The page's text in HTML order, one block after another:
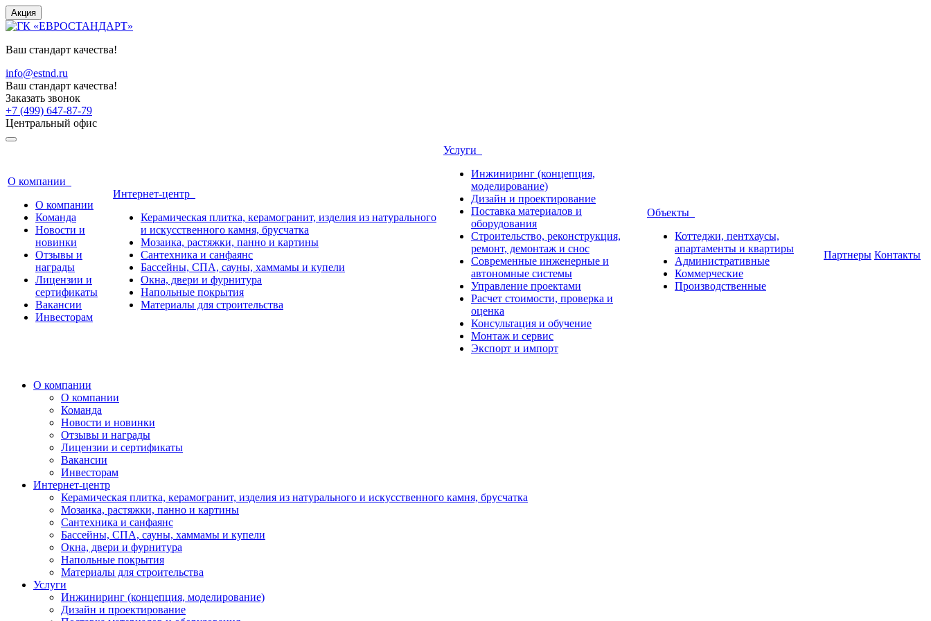
Акция
Ваш стандарт качества!
info@estnd.ru
Ваш стандарт качества!
Заказать звонок
+7 (499) 647-87-79
Центральный офис
О компании
О компании
Команда
Новости и
новинки
Отзывы и
награды
Лицензии и
сертификаты
Вакансии
Инвесторам
Интернет-центр
Керамическая плитка, керамогранит, изделия из натурального
и искусственного камня, брусчатка
Мозаика, растяжки, панно и картины
Сантехника и санфаянс
Бассейны, СПА, сауны, хаммамы и купели
Окна, двери и фурнитура
Напольные покрытия
Материалы для строительства
Услуги
Инжиниринг (концепция,
моделирование)
Дизайн и проектирование
Поставка материалов и
оборудования
Строительство, реконструкция,
ремонт, демонтаж и снос
Современные инженерные и
автономные системы
Управление проектами
Расчет стоимости, проверка и
оценка
Консультация и обучение
Монтаж и сервис
Экспорт и импорт
Объекты
Коттеджи, пентхаусы,
апартаменты и квартиры
Административные
Коммерческие
Производственные
Партнеры Контакты
О компании
О компании
Команда
Новости и новинки
Отзывы и награды
Лицензии и сертификаты
Вакансии
Инвесторам
Интернет-центр
Керамическая плитка, керамогранит, изделия из натурального и искусственного камня, брусчатка
Мозаика, растяжки, панно и картины
Сантехника и санфаянс
Бассейны, СПА, сауны, хаммамы и купели
Окна, двери и фурнитура
Напольные покрытия
Материалы для строительства
Услуги
Инжиниринг (концепция, моделирование)
Дизайн и проектирование